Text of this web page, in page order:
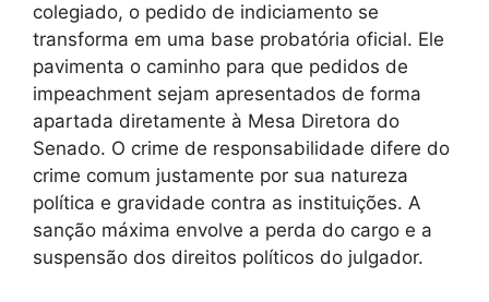
colegiado, o pedido de indiciamento se
transforma em uma base probatória oficial. Ele
pavimenta o caminho para que pedidos de
impeachment sejam apresentados de forma
apartada diretamente à Mesa Diretora do
Senado. O crime de responsabilidade difere do
crime comum justamente por sua natureza
política e gravidade contra as instituições. A
sanção máxima envolve a perda do cargo e a
suspensão dos direitos políticos do julgador.